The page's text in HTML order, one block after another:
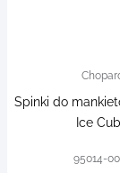
Spinki do
Ice
95014-